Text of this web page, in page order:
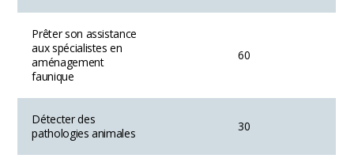
Prêter son assistance
aux spécialistes en
aménagement
faunique
60
Détecter des
pathologies animales
30